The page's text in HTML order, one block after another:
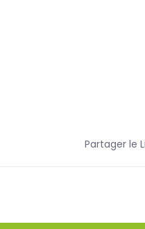
Partager le